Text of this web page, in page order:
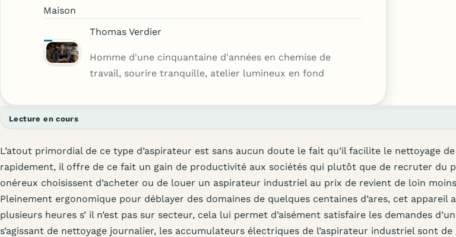
Maison
Thomas Verdier
Homme d'une cinquantaine d'années en chemise de
travail, sourire tranquille, atelier lumineux en fond
Lecture en cours
L’atout primordial de ce type d’aspirateur est sans aucun doute le fait qu’il facilite le nettoyage
rapidement, il offre de ce fait un gain de productivité aux sociétés qui plutôt que de recruter du
onéreux choisissent d’acheter ou de louer un aspirateur industriel au prix de revient de loin
Pleinement ergonomique pour déblayer des domaines de quelques centaines d’ares, cet appareil
plusieurs heures s’ il n’est pas sur secteur, cela lui permet d’aisément satisfaire les demandes
s’agissant de nettoyage journalier, les accumulateurs électriques de l’aspirateur industriel sont